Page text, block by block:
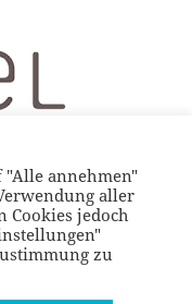
"Alle annehmen"
aller
Cookies jedoch
zu